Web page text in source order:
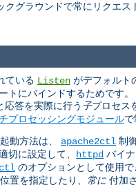
クグラウンドで常にリクエ
ている Listen がデフォルト
トにバインドするためです
応答を実際に行う 子プロセス
プロセッシングモジュールで
動方法は、 apache2ctl 制
切に設定して、
httpd バイ
のオプションとして使用で
置を指定したり、 常に 付加